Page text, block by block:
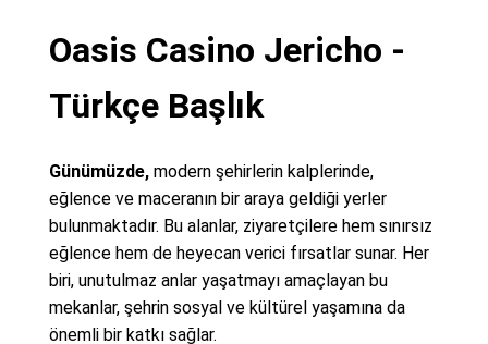
Oasis Casino Jericho -
Türkçe Başlık
Günümüzde,modern şehirlerin kalplerinde,
eğlence ve maceranın bir araya geldiği yerler
bulunmaktadır. Bu alanlar, ziyaretçilere hem sınırsız
eğlence hem de heyecan verici fırsatlar sunar. Her
biri, unutulmaz anlar yaşatmayı amaçlayan bu
mekanlar, şehrin sosyal ve kültürel yaşamına da
önemli bir katkı sağlar.